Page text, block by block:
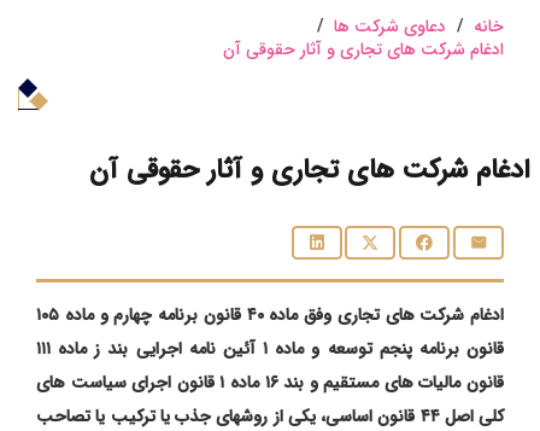
خانه / دعاوی شرکت ها /
ادغام شرکت‌ های تجاری و آثار حقوقی آن
ادغام شرکت‌ های تجاری و آثار حقوقی آن
ادغام شرکت های تجاری وفق ماده ۴۰ قانون برنامه چهارم و ماده ۱۰۵
قانون برنامه پنجم توسعه و ماده ۱ آئین ‌نامه اجرایی بند ز ماده ۱۱۱
قانون مالیات‌ های مستقیم و بند ۱۶ ماده ۱ قانون اجرای سیاست ‌های
کلی اصل ۴۴ قانون اساسی، یکی از روشهای جذب یا ترکیب یا تصاحب